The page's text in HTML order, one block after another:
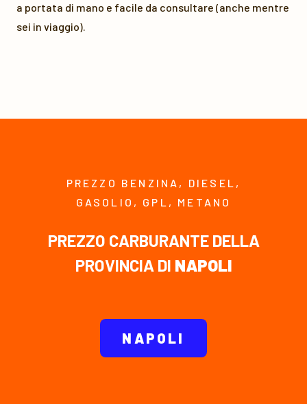
a portata di mano e facile da consultare (anche mentre
sei in viaggio).
PREZZO BENZINA, DIESEL,
GASOLIO, GPL, METANO
PREZZO CARBURANTE DELLA
PROVINCIA DI NAPOLI
NAPOLI